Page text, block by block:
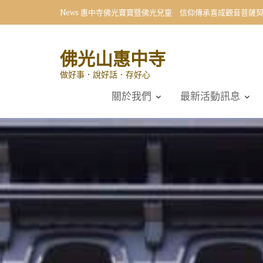
News 惠中寺佛光寶寶暨佛光兒童 信仰傳承喜成觀音菩薩
佛光山惠中寺
做好事．說好話．存好心
關於我們 最新活動訊息